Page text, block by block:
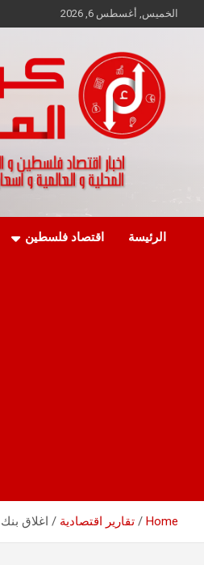
to
الخميس, أغسطس 6, 2026
كواليس
الرئيسة اقتصاد فلسطين
Home تقارير اقتصادية اغلاق بنك Signature بعد أيام من اغلاق بنك SVB وتوقعات خطيرة